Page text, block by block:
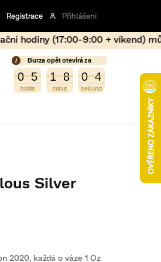
víkend) může dojít vlivem
Registrace Přihlášení
Burza opět otevírá za
0
0 5
5 1
1 8
8 0
0 3
4
3
5
4
2020, každá o váze 1 Oz
Silver